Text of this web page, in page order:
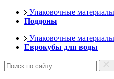
Упаковочные
Поддоны
Упаковочные
Еврокубы для воды